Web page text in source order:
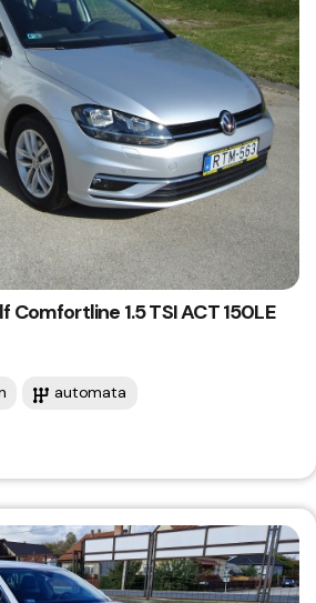
Comfortline 1.5 TSI ACT 150LE
automata